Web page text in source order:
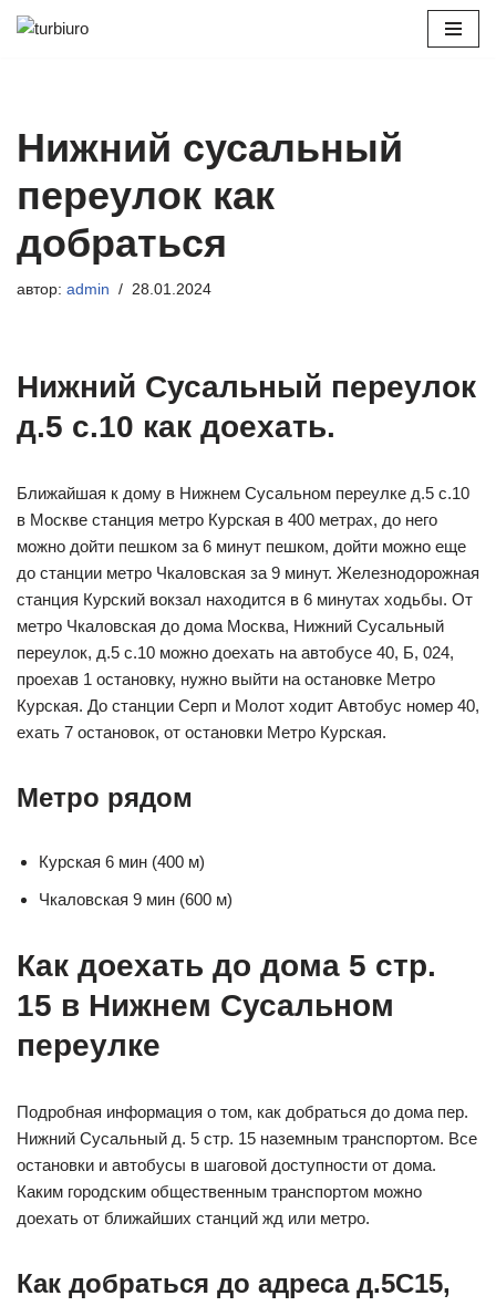
Нижний сусальный
переулок как
добраться
автор: admin 28.01.2024
Нижний Сусальный переулок
д.5 с.10 как доехать.
Ближайшая к дому в Нижнем Сусальном переулке д.5 с.10
в Москве станция метро Курская в 400 метрах, до него
можно дойти пешком за 6 минут пешком, дойти можно еще
до станции метро Чкаловская за 9 минут. Железнодорожная
станция Курский вокзал находится в 6 минутах ходьбы. От
метро Чкаловская до дома Москва, Нижний Сусальный
переулок, д.5 с.10 можно доехать на автобусе 40, Б, 024,
проехав 1 остановку, нужно выйти на остановке Метро
Курская. До станции Серп и Молот ходит Автобус номер 40,
ехать 7 остановок, от остановки Метро Курская.
Метро рядом
Курская 6 мин (400 м)
Чкаловская 9 мин (600 м)
Как доехать до дома 5 стр.
15 в Нижнем Сусальном
переулке
Подробная информация о том, как добраться до дома пер.
Нижний Сусальный д. 5 стр. 15 наземным транспортом. Все
остановки и автобусы в шаговой доступности от дома.
Каким городским общественным транспортом можно
доехать от ближайших станций жд или метро.
Как добраться до адреса д.5С15,